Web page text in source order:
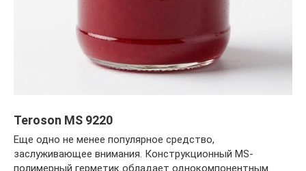
Teroson MS 9220
Еще одно не менее популярное средство,
заслуживающее внимания. Конструкционный MS-
полимерный герметик обладает однокомпонентным